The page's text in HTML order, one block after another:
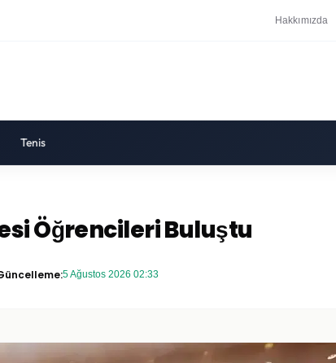
Hakkımızda
Tenis
Öğrencileri Buluştu
5 Ağustos 2026 02:33